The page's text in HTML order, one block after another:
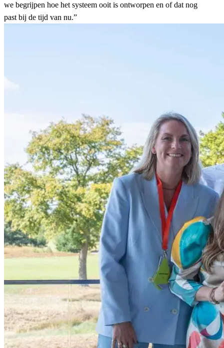
we begrijpen hoe het systeem ooit is ontworpen en of dat nog
past bij de tijd van nu.”